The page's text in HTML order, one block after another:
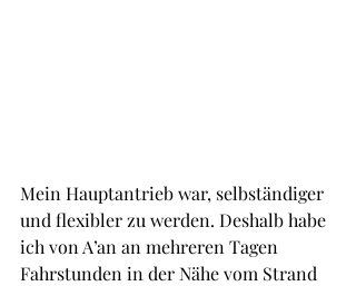
Mein Hauptantrieb war, selbständiger
und flexibler zu werden. Deshalb habe
ich von A’an an mehreren Tagen
Fahrstunden in der Nähe vom Strand